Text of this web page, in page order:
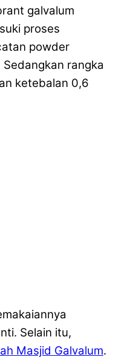
galvalum
proses
powder
rangka
ketebalan 0,6
Selain itu,
Masjid Galvalum.